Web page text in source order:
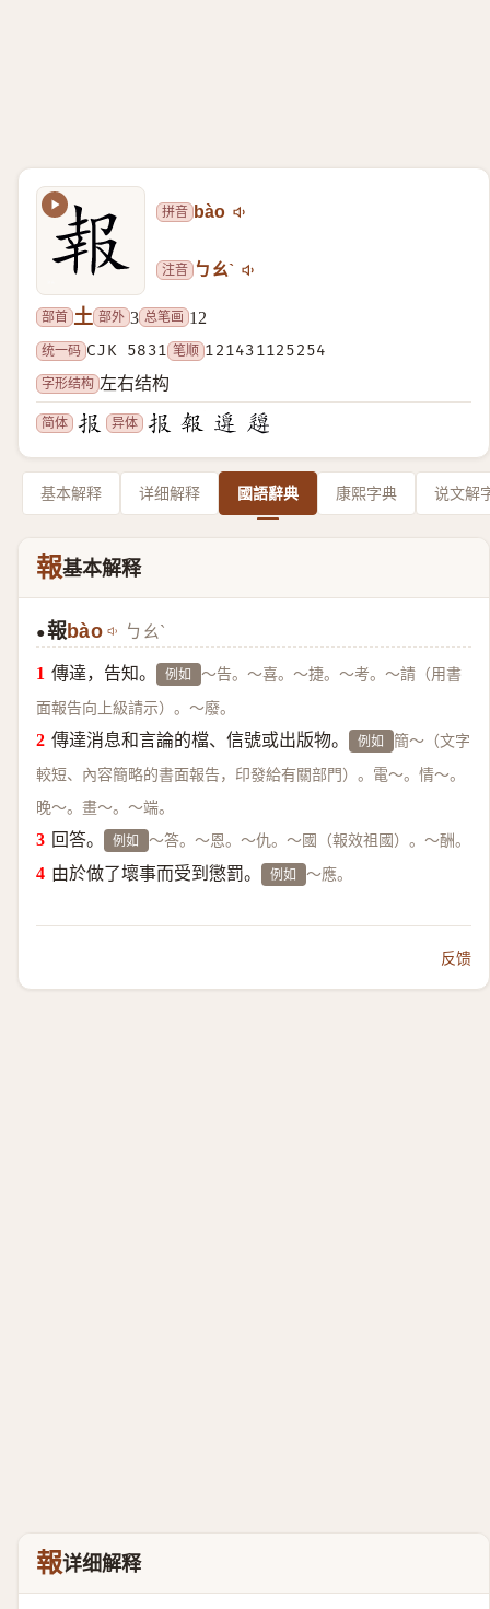
拼音 bào
注音 ㄅㄠˋ
部首 土 部外 3 总笔画 12
统一码 CJK 5831 笔顺 121431125254
字形结构 左右结构
简体 异体
基本解释 详细解释 國語辭典 康熙字典 说文解
報基本解释
●報bào ㄅㄠˋ
傳達，告知。 例如 ～告。～喜。～捷。～考。～請（用書
面報告向上級請示）。～廢。
傳達消息和言論的檔、信號或出版物。 例如 簡～（文字
較短、內容簡略的書面報告，印發給有關部門）。電～。情～。
晚～。畫～。～端。
回答。 例如 ～答。～恩。～仇。～國（報效祖國）。～酬。
由於做了壞事而受到懲罰。 例如 ～應。
反馈
報详细解释